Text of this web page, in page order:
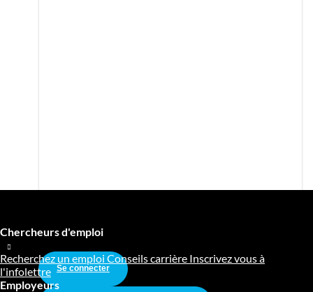
Se connecter
Chercheurs d'emploi
Recherchez un emploi Conseils carrière Inscrivez vous à
l'infolettre
Employeurs